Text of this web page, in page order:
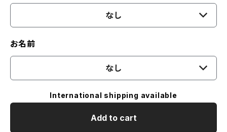
なし
お名前
なし
International shipping available
Add to cart